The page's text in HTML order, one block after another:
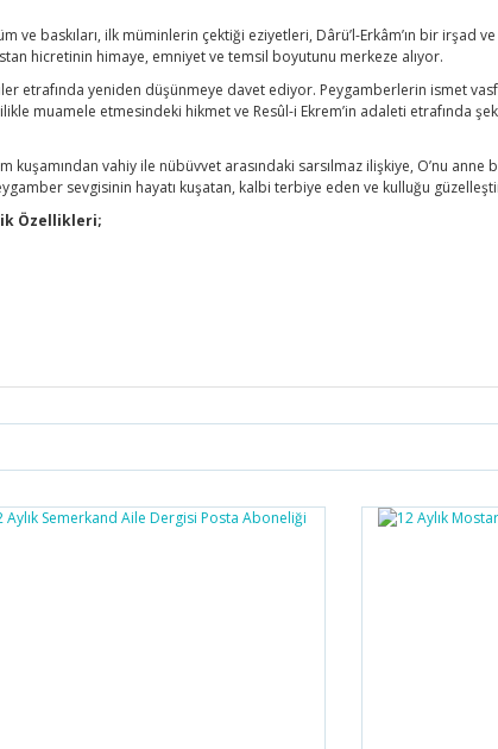
ve baskıları, ilk müminlerin çektiği eziyetleri, Dârü’l-Erkâm’ın bir
hicretinin himaye, emniyet ve temsil boyutunu merkeze alıyor.
etrafında yeniden düşünmeye davet ediyor. Peygamberlerin ismet
muamele etmesindeki hikmet ve Resûl-i Ekrem’in adaleti etrafında
kuşamından vahiy ile nübüvvet arasındaki sarsılmaz ilişkiye, O’nu
sevgisinin hayatı kuşatan, kalbi terbiye eden ve kulluğu
Özellikleri;
Bu ürüne ilk yorumu siz yapın!